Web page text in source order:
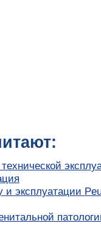
и эксплуатации